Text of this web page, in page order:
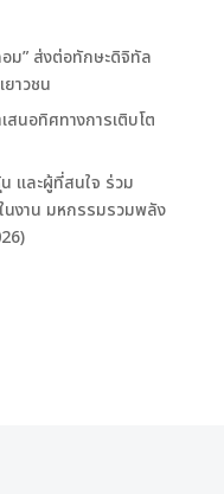
อม” ส่งต่อทักษะดิจิทัล
ยาวชน
สนอทิศทางการเติบโต
และผู้ที่สนใจ ร่วม
นงาน มหกรรมรวมพลัง